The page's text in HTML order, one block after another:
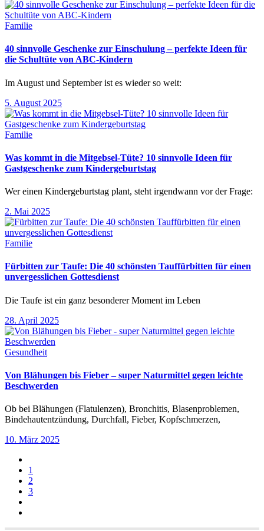
Familie
40 sinnvolle Geschenke zur Einschulung – perfekte Ideen für
die Schultüte von ABC-Kindern
Im August und September ist es wieder so weit:
5. August 2025
Familie
Was kommt in die Mitgebsel-Tüte? 10 sinnvolle Ideen für
Gastgeschenke zum Kindergeburtstag
Wer einen Kindergeburtstag plant, steht irgendwann vor der Frage:
2. Mai 2025
Familie
Fürbitten zur Taufe: Die 40 schönsten Tauffürbitten für einen
unvergesslichen Gottesdienst
Die Taufe ist ein ganz besonderer Moment im Leben
28. April 2025
Gesundheit
Von Blähungen bis Fieber – super Naturmittel gegen leichte
Beschwerden
Ob bei Blähungen (Flatulenzen), Bronchitis, Blasenproblemen,
Bindehautentzündung, Durchfall, Fieber, Kopfschmerzen,
10. März 2025
1
2
3